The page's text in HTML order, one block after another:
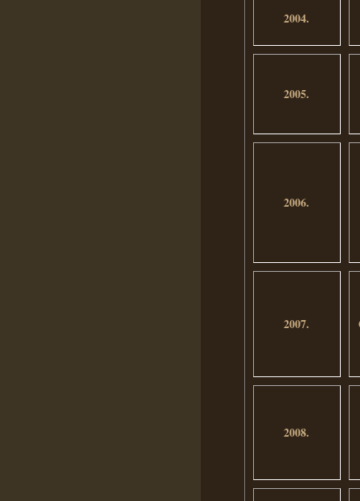
2004.
2005.
2006.
2007.
2008.